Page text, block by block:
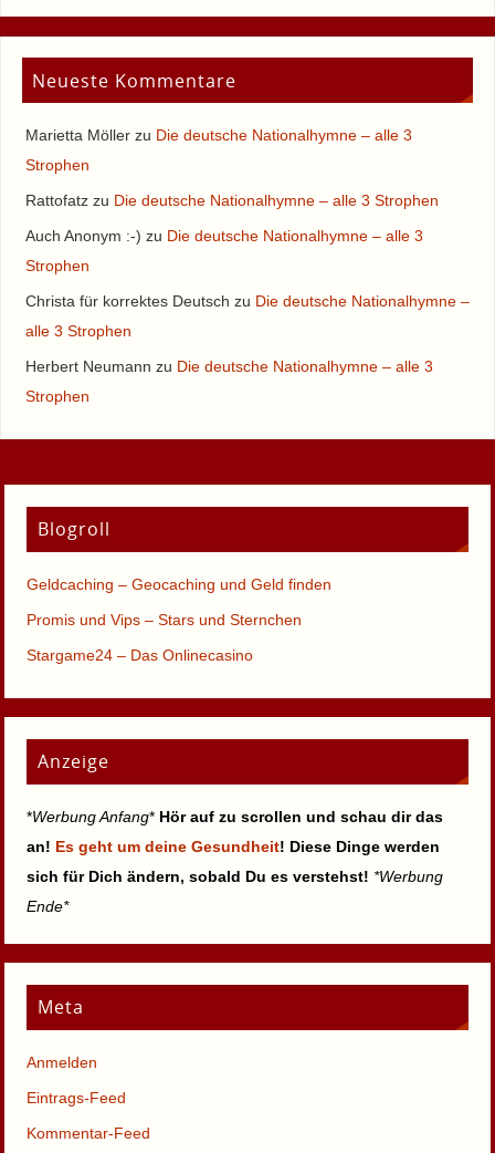
Neueste Kommentare
Marietta Möllerzu Die deutsche Nationalhymne – alle 3
Strophen
Rattofatzzu Die deutsche Nationalhymne – alle 3 Strophen
Auch Anonym :-) zu Die deutsche Nationalhymne – alle 3
Strophen
Christa für korrektes Deutsch zu Die deutsche Nationalhymne –
alle 3 Strophen
Herbert Neumann zu Die deutsche Nationalhymne – alle 3
Strophen
Blogroll
Geldcaching – Geocaching und Geld finden
Promis und Vips – Stars und Sternchen
Stargame24 – Das Onlinecasino
Anzeige
*Werbung Anfang* Hör auf zu scrollen und schau dir das
an! Es geht um deine Gesundheit! Diese Dinge werden
sich für Dich ändern, sobald Du es verstehst! *Werbung
Ende*
Meta
Anmelden
Eintrags-Feed
Kommentar-Feed